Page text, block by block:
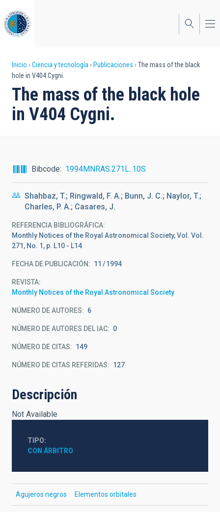
al
contenido
principal
Sobrescribir
enlaces
de
ayuda
navegación
Inicio Ciencia y tecnología Publicaciones
The mass of the black
hole in V404 Cygni.
The mass of the black hole
in V404 Cygni.
Bibcode 1994MNRAS.271L..10S
Shahbaz, T.; Ringwald, F. A.; Bunn, J. C.; Naylor, T.;
Charles, P. A.; Casares, J.
REFERENCIA BIBLIOGRÁFICA
Monthly Notices of the Royal Astronomical Society, Vol. Vol.
271, No. 1, p. L10 - L14
FECHA DE PUBLICACIÓN: 11 1994
REVISTA
Monthly Notices of the Royal Astronomical Society
NÚMERO DE AUTORES 6
NÚMERO DE AUTORES DEL IAC 0
NÚMERO DE CITAS 149
NÚMERO DE CITAS REFERIDAS 127
Descripción
Not Available
TIPO
CON ÁRBITRO
Agujeros negros Elementos orbitales